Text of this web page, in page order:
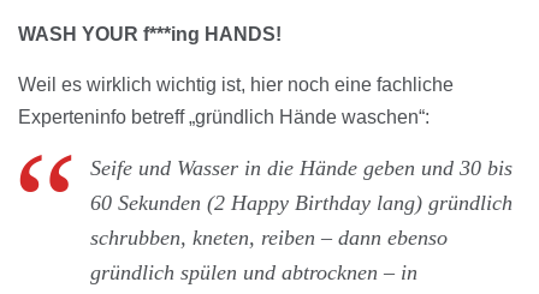
WASH YOUR f***ing HANDS!
Weil es wirklich wichtig ist, hier noch eine fachliche
Experteninfo betreff „gründlich Hände waschen“:
Seife und Wasser in die Hände geben und 30 bis
60 Sekunden (2 Happy Birthday lang) gründlich
schrubben, kneten, reiben – dann ebenso
gründlich spülen und abtrocknen – in